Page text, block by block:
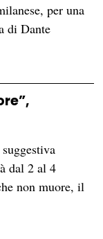
per una
di Dante
dal 2 al 4
non muore, il